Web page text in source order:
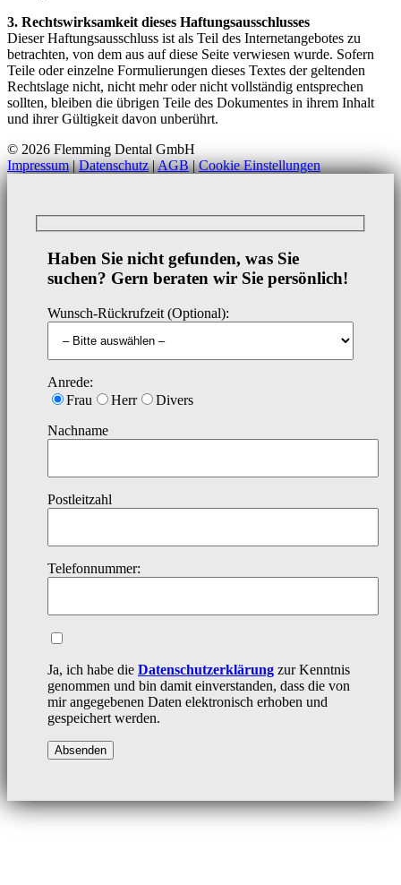
3. Rechtswirksamkeit dieses Haftungsausschlusses
Dieser Haftungsausschluss ist als Teil des Internetangebotes zu
betrachten, von dem aus auf diese Seite verwiesen wurde. Sofern
Teile oder einzelne Formulierungen dieses Textes der geltenden
Rechtslage nicht, nicht mehr oder nicht vollständig entsprechen
sollten, bleiben die übrigen Teile des Dokumentes in ihrem Inhalt
und ihrer Gültigkeit davon unberührt.
© 2026 Flemming Dental GmbH
Impressum|Datenschutz|AGB|Cookie Einstellungen
Haben Sie nicht gefunden, was Sie
suchen? Gern beraten wir Sie persönlich!
Wunsch-Rückrufzeit (Optional):
Anrede:
Frau
Herr
Divers
Nachname
Postleitzahl
Telefonnummer:
Ja, ich habe die Datenschutzerklärung zur Kenntnis
genommen und bin damit einverstanden, dass die von
mir angegebenen Daten elektronisch erhoben und
gespeichert werden.